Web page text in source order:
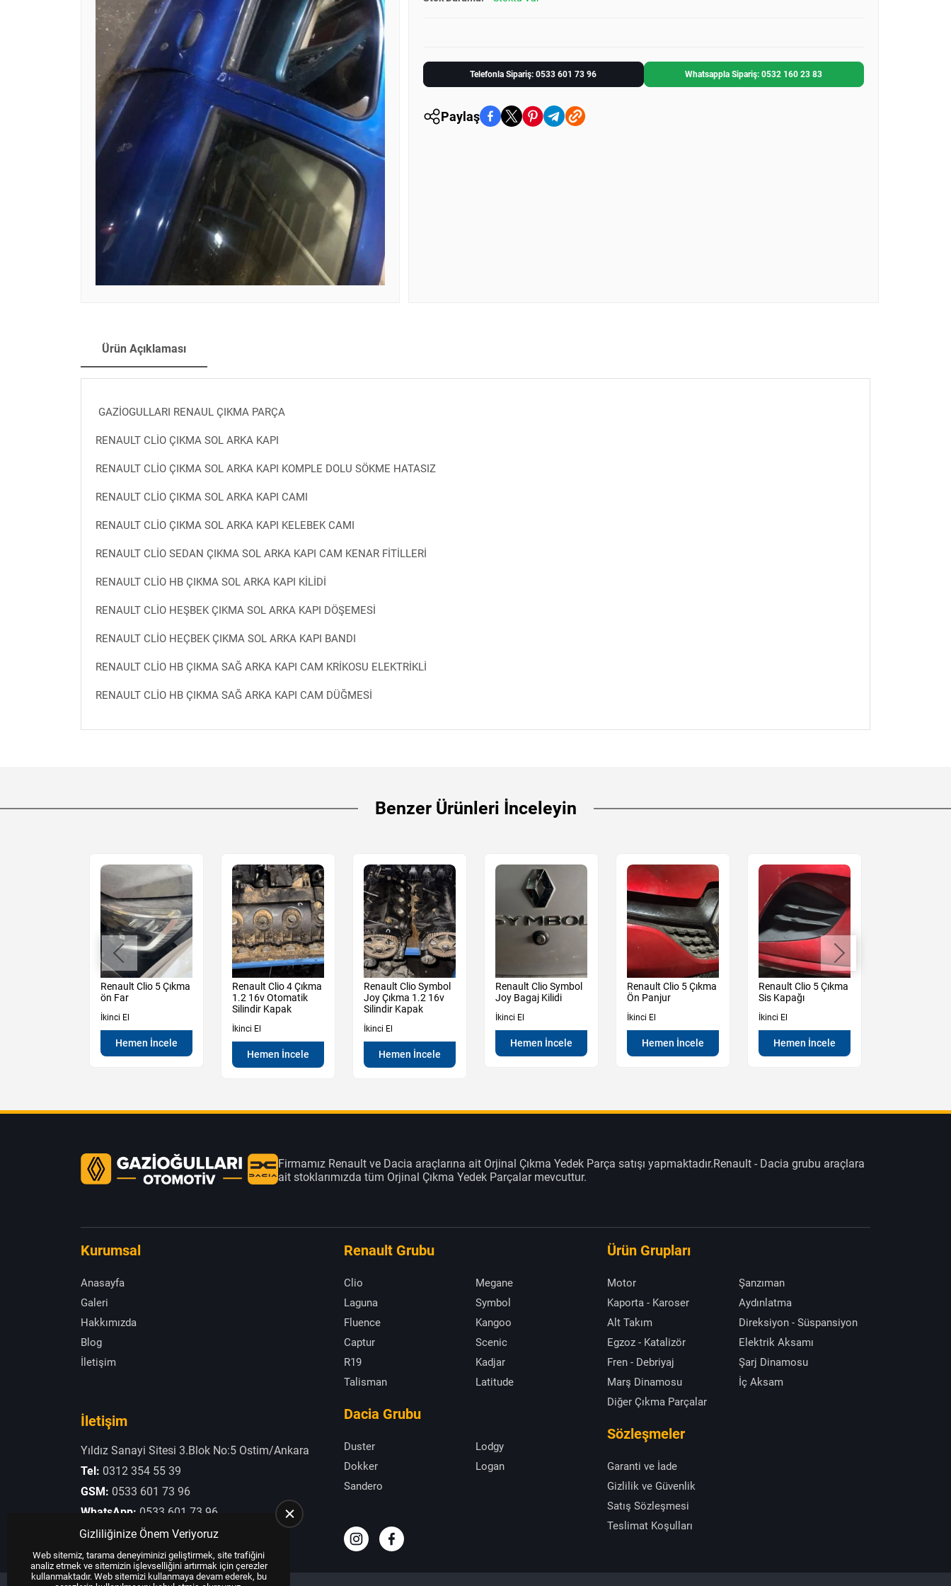
Telefonla Sipariş: 0533 601 73 96 Whatsappla Sipariş: 0532 160 23 83
Paylaş
Ürün Açıklaması
GAZİOGULLARI RENAUL ÇIKMA PARÇA
RENAULT CLİO ÇIKMA SOL ARKA KAPI
RENAULT CLİO ÇIKMA SOL ARKA KAPI KOMPLE DOLU SÖKME HATASIZ
RENAULT CLİO ÇIKMA SOL ARKA KAPI CAMI
RENAULT CLİO ÇIKMA SOL ARKA KAPI KELEBEK CAMI
RENAULT CLİO SEDAN ÇIKMA SOL ARKA KAPI CAM KENAR FİTİLLERİ
RENAULT CLİO HB ÇIKMA SOL ARKA KAPI KİLİDİ
RENAULT CLİO HEŞBEK ÇIKMA SOL ARKA KAPI DÖŞEMESİ
RENAULT CLİO HEÇBEK ÇIKMA SOL ARKA KAPI BANDI
RENAULT CLİO HB ÇIKMA SAĞ ARKA KAPI CAM KRİKOSU ELEKTRİKLİ
RENAULT CLİO HB ÇIKMA SAĞ ARKA KAPI CAM DÜĞMESİ
Benzer Ürünleri İnceleyin
Renault Clio 5 Çıkma
ön Far
İkinci El
Hemen İncele
Renault Clio 4 Çıkma
1.2 16v Otomatik
Silindir Kapak
İkinci El
Hemen İncele
Renault Clio Symbol
Joy Çıkma 1.2 16v
Silindir Kapak
İkinci El
Hemen İncele
Renault Clio Symbol
Joy Bagaj Kilidi
İkinci El
Hemen İncele
Renault Clio 5 Çıkma
Ön Panjur
İkinci El
Hemen İncele
Renault Clio 5 Çıkma
Sis Kapağı
İkinci El
Hemen İncele
Firmamız Renault ve Dacia araçlarına ait Orjinal Çıkma Yedek Parça satışı yapmaktadır.Renault - Dacia grubu araçlara
ait stoklarımızda tüm Orjinal Çıkma Yedek Parçalar mevcuttur.
Kurumsal
Anasayfa
Galeri
Hakkımızda
Blog
İletişim
İletişim
Yıldız Sanayi Sitesi 3.Blok No:5 Ostim/Ankara
Tel: 0312 354 55 39
GSM: 0533 601 73 96
WhatsApp: 0533 601 73 96
E-Posta:otogaziogullari@hotmail.com
Renault Grubu
Clio
Megane
Laguna
Symbol
Fluence
Kangoo
Captur
Scenic
R19
Kadjar
Talisman
Latitude
Dacia Grubu
Duster
Lodgy
Dokker
Logan
Sandero
Ürün Grupları
Motor
Şanzıman
Kaporta - Karoser
Aydınlatma
Alt Takım
Direksiyon - Süspansiyon
Egzoz - Katalizör
Elektrik Aksamı
Fren - Debriyaj
Şarj Dinamosu
Marş Dinamosu
İç Aksam
Diğer Çıkma Parçalar
Sözleşmeler
Garanti ve İade
Gizlilik ve Güvenlik
Satış Sözleşmesi
Teslimat Koşulları
Gizliliğinize Önem Veriyoruz
Web sitemiz, tarama deneyiminizi geliştirmek, site trafiğini
analiz etmek ve sitemizin işlevselliğini artırmak için çerezler
kullanmaktadır. Web sitemizi kullanmaya devam ederek, bu